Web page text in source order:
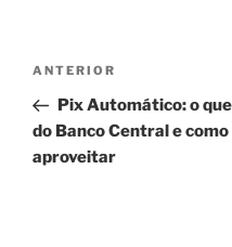
Navegação
Post
Post
anterior
ANTERIOR
Pix Automático: o
do Banco Central e
aproveitar